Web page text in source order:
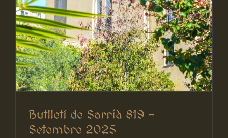
Butlletí de Sarrià 819 –
Setembre 2025